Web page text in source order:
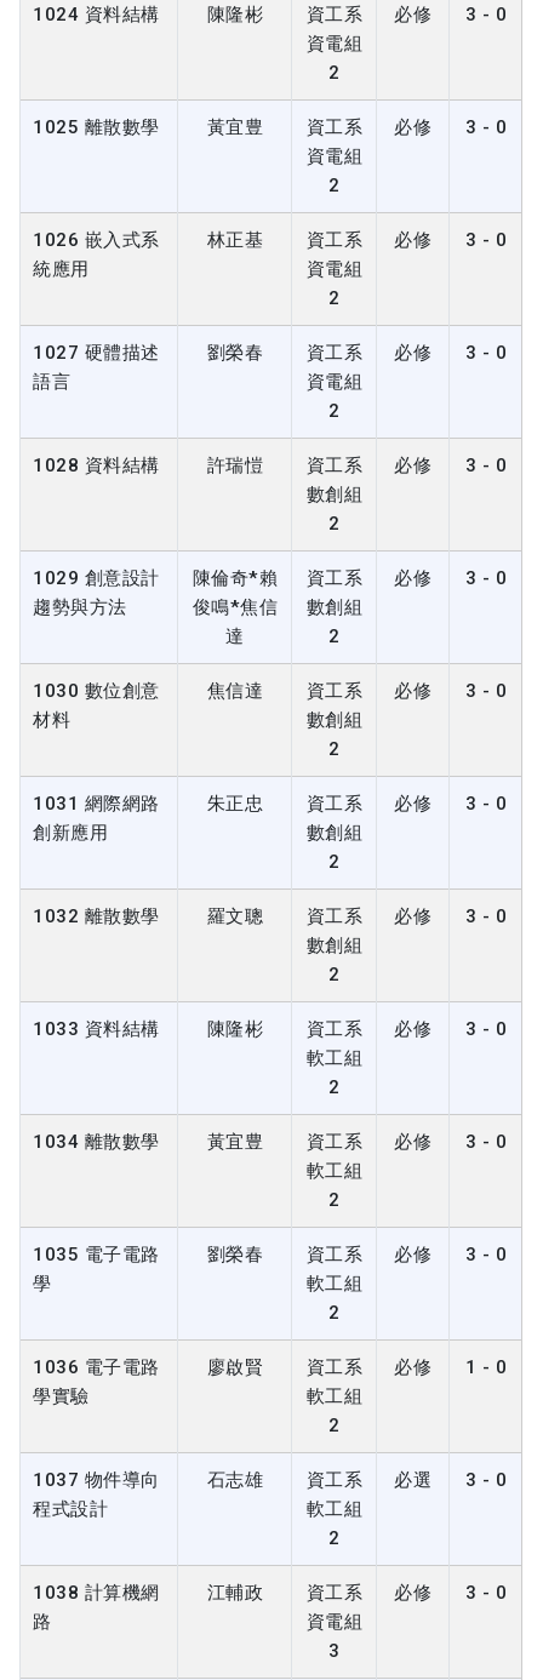
1024 資料結構 陳隆彬
資工系
資電組
2
必修 3 - 0
1025 離散數學 黃宜豊
資工系
資電組
2
必修 3 - 0
1026 嵌入式系
統應用
林正基
資工系
資電組
2
必修 3 - 0
1027 硬體描述
語言
劉榮春
資工系
資電組
2
必修 3 - 0
1028 資料結構 許瑞愷
資工系
數創組
2
必修 3 - 0
1029 創意設計
趨勢與方法
陳倫奇*賴
俊鳴*焦信
達
資工系
數創組
2
必修 3 - 0
1030 數位創意
材料
焦信達
資工系
數創組
2
必修 3 - 0
1031 網際網路
創新應用
朱正忠
資工系
數創組
2
必修 3 - 0
1032 離散數學 羅文聰
資工系
數創組
2
必修 3 - 0
1033 資料結構 陳隆彬
資工系
軟工組
2
必修 3 - 0
1034 離散數學 黃宜豊
資工系
軟工組
2
必修 3 - 0
1035 電子電路
學
劉榮春
資工系
軟工組
2
必修 3 - 0
1036 電子電路
學實驗
廖啟賢
資工系
軟工組
2
必修 1 - 0
1037 物件導向
程式設計
石志雄
資工系
軟工組
2
必選 3 - 0
1038 計算機網
路
江輔政
資工系
資電組
3
必修 3 - 0